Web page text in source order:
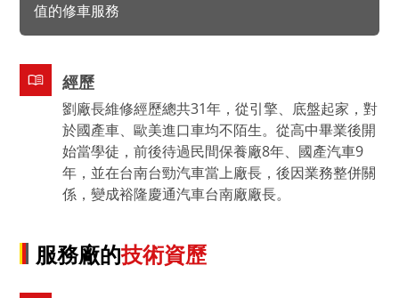
值的修車服務
經歷
劉廠長維修經歷總共31年，從引擎、底盤起家，對
於國產車、歐美進口車均不陌生。從高中畢業後開
始當學徒，前後待過民間保養廠8年、國產汽車9
年，並在台南台勁汽車當上廠長，後因業務整併關
係，變成裕隆慶通汽車台南廠廠長。
服務廠的技術資歷